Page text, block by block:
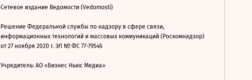
Сетевое издание Ведомости (Vedomosti)
Решение Федеральной службы по надзору в сфере связи,
информационных технологий и массовых коммуникаций (Роскомнадзор)
от 27 ноября 2020 г. ЭЛ № ФС 77-79546
Учредитель: АО «Бизнес Ньюс Медиа»